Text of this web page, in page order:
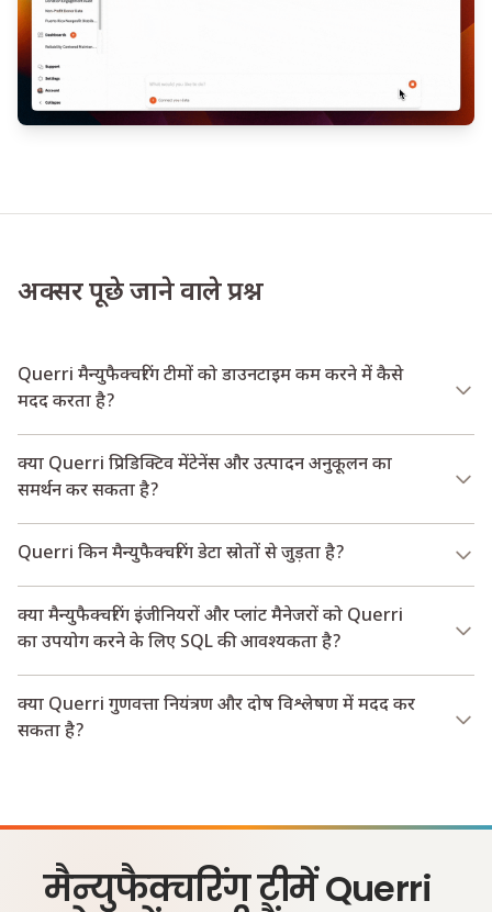
अक्सर पूछे जाने वाले प्रश्न
Querri मैन्युफैक्चरिंग टीमों को डाउनटाइम कम करने में कैसे
मदद करता है?
क्या Querri प्रिडिक्टिव मेंटेनेंस और उत्पादन अनुकूलन का
समर्थन कर सकता है?
Querri किन मैन्युफैक्चरिंग डेटा स्रोतों से जुड़ता है?
क्या मैन्युफैक्चरिंग इंजीनियरों और प्लांट मैनेजरों को Querri
का उपयोग करने के लिए SQL की आवश्यकता है?
क्या Querri गुणवत्ता नियंत्रण और दोष विश्लेषण में मदद कर
सकता है?
मैन्युफैक्चरिंग टीमें Querri